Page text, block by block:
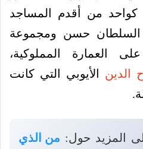
من أقدم المساجد
السلطان حسن ومجموعة
العمارة المملوكية،
الدين الأيوبي التي كانت
المزيد حول: من الذي